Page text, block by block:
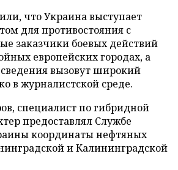
что Украина выступает
для противостояния с
заказчики боевых действий
европейских городах, а
вызовут широкий
в журналистской среде.
специалист по гибридной
предоставлял Службе
координаты нефтяных
и Калининградской